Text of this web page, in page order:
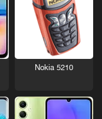
Nokia 5210